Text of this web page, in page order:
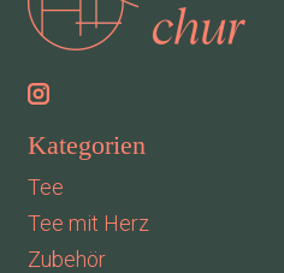
Kategorien
Tee
Tee mit Herz
Zubehör